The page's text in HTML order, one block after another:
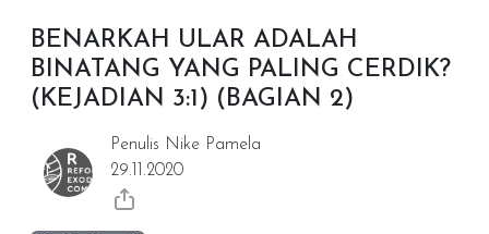
BENARKAH ULAR ADALAH
BINATANG YANG PALING CERDIK?
(KEJADIAN 3:1) (BAGIAN 2)
Penulis Nike Pamela
29.11.2020